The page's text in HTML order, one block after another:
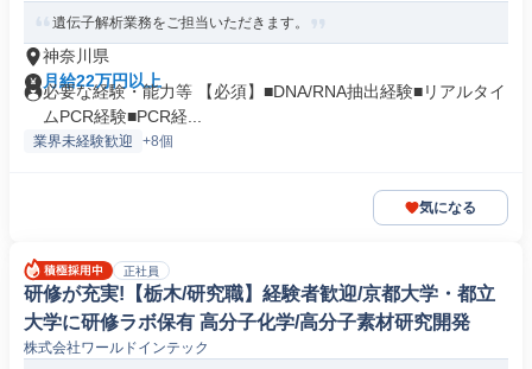
遺伝子解析業務をご担当いただきます。
神奈川県
月給22万円以上
必要な経験・能力等 【必須】■DNA/RNA抽出経験■リアルタイ
ムPCR経験■PCR経...
業界未経験歓迎 +8個
気になる
正社員
研修が充実!【栃木/研究職】経験者歓迎/京都大学・都立
大学に研修ラボ保有 高分子化学/高分子素材研究開発
株式会社ワールドインテック